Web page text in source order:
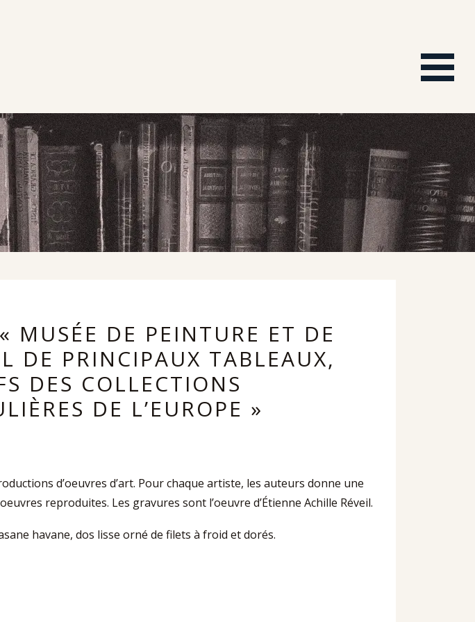
MUSÉE DE PEINTURE ET DE
DE PRINCIPAUX TABLEAUX,
DES COLLECTIONS
DE L’EUROPE »
d’oeuvres d’art. Pour chaque artiste, les auteurs donne une
reproduites. Les gravures sont l’oeuvre d’Étienne Achille Réveil.
havane, dos lisse orné de filets à froid et dorés.